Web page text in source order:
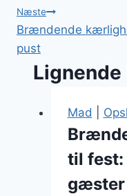
Næste
Brændende
pust
Mad
til fest:
gæster